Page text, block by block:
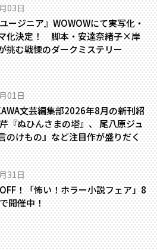
03日
ージニア』WOWOWにて実写化・
化決定！ 脚本・安達奈緒子×岸
挑む戦慄のダークミステリー
01日
文芸編集部2026年8月の新刊紹
『ぬひんさまの塔』、 尾八原ジュ
のけもの』など注目作が盛りだく
31日
！「怖い！ホラー小説フェア」8
開催中！